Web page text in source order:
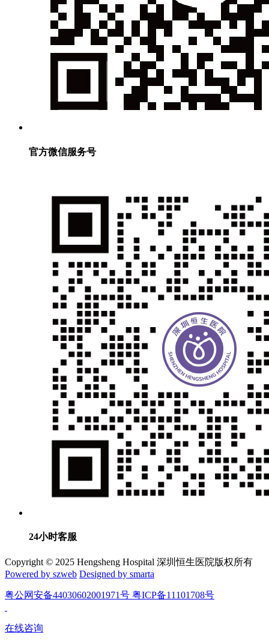
官方微信服务号
24小时客服
Copyright © 2025 Hengsheng Hospital 深圳恒生医院版权所有
Powered by szweb Designed by smarta
粤公网安备44030602001971号 粤ICP备11101708号
在线咨询